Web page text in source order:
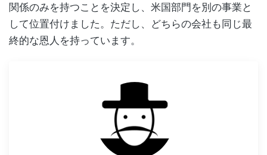
関係のみを持つことを決定し、米国部門を別の事業と
して位置付けました。ただし、どちらの会社も同じ最
終的な恩人を持っています。